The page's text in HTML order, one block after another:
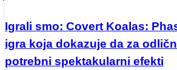
Igrali smo: Covert Koalas:
igra koja dokazuje da za
potrebni spektakularni efekti